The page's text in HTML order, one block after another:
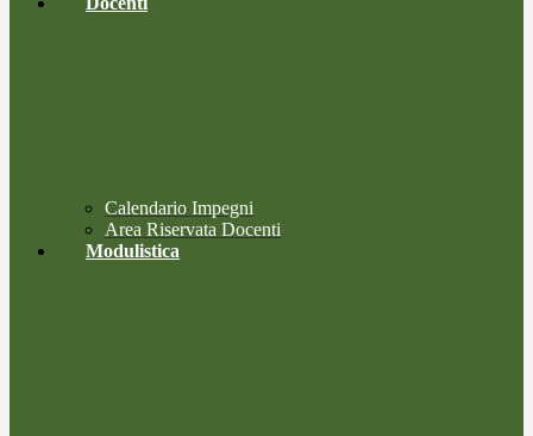
Calendario Impegni
Area Riservata Docenti
Modulistica